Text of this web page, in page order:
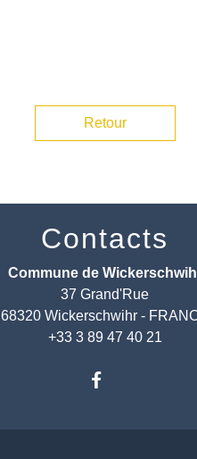
Retour
Contacts
Commune de
37 Grand'Rue
68320 Wickerschwihr -
+33 3 89 47 40 21